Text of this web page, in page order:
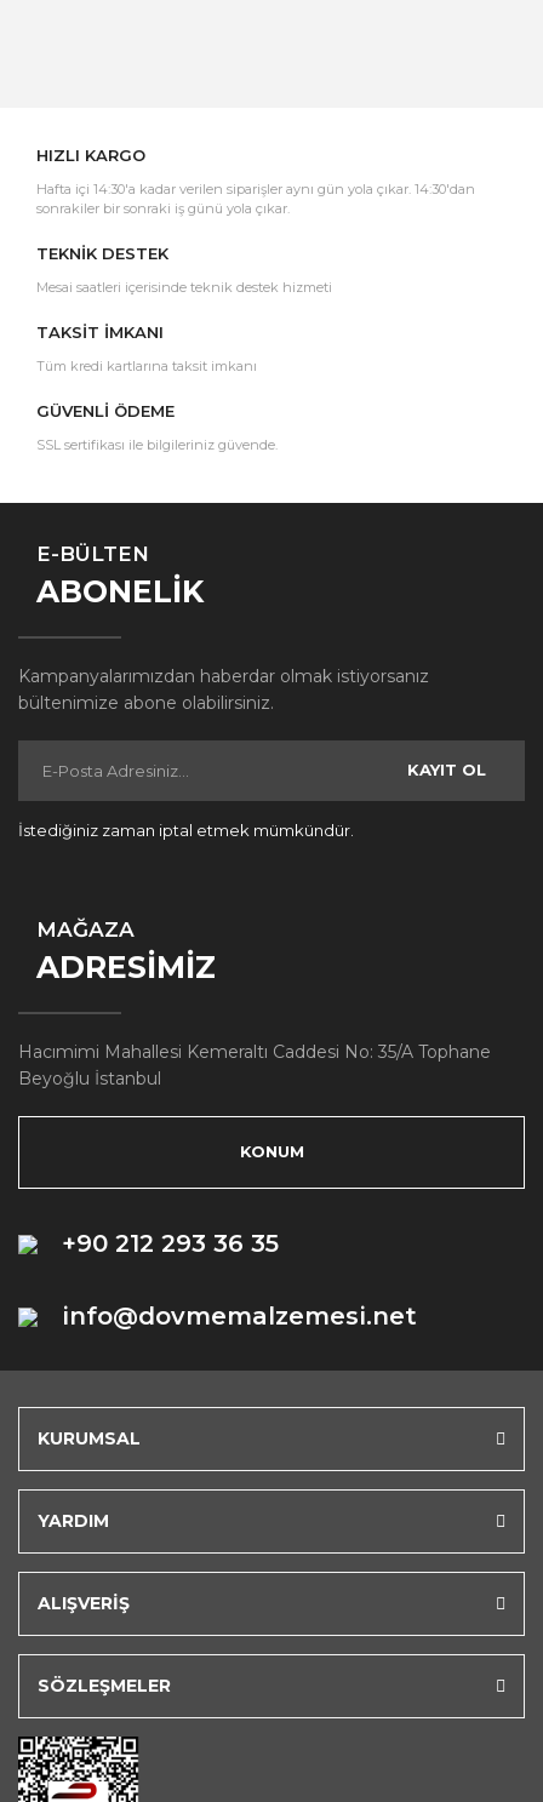
HIZLI KARGO
Hafta içi 14:30'a kadar verilen siparişler aynı gün yola çıkar. 14:30'dan
sonrakiler bir sonraki iş günü yola çıkar.
TEKNİK DESTEK
Mesai saatleri içerisinde teknik destek hizmeti
TAKSİT İMKANI
Tüm kredi kartlarına taksit imkanı
GÜVENLİ ÖDEME
SSL sertifikası ile bilgileriniz güvende.
E-BÜLTEN
ABONELİK
Kampanyalarımızdan haberdar olmak istiyorsanız
bültenimize abone olabilirsiniz.
KAYIT OL
İstediğiniz zaman iptal etmek mümkündür.
MAĞAZA
ADRESİMİZ
Hacımimi Mahallesi Kemeraltı Caddesi No: 35/A Tophane
Beyoğlu İstanbul
KONUM
+90 212 293 36 35
info@dovmemalzemesi.net
KURUMSAL
YARDIM
ALIŞVERİŞ
SÖZLEŞMELER